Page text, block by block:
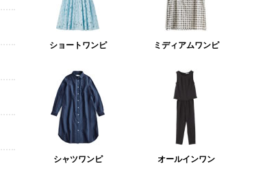
ショートワンピ ミディアムワンピ
シャツワンピ オールインワン